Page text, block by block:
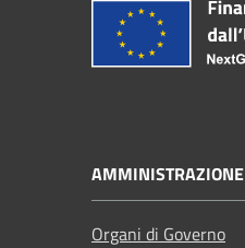
AMMINISTRAZIONE
Organi di Governo